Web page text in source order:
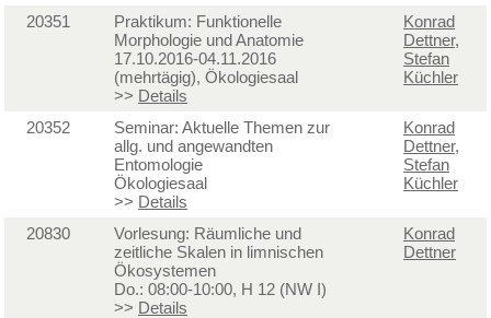
20351
Praktikum: Funktionelle
Morphologie und Anatomie
17.10.2016-04.11.2016
(mehrtägig), Ökologiesaal
>> Details
Konrad
Dettner,
Stefan
Küchler
20352
Seminar: Aktuelle Themen zur
allg. und angewandten
Entomologie
Ökologiesaal
>> Details
Konrad
Dettner,
Stefan
Küchler
20830
Vorlesung: Räumliche und
zeitliche Skalen in limnischen
Ökosystemen
Do.: 08:00-10:00, H 12 (NW I)
>> Details
Konrad
Dettner